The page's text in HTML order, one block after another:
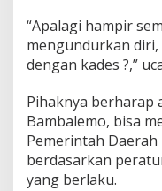
“Apalagi hampir
mengundurkan
dengan kades ?,”
Pihaknya berharap
Bambalemo, bisa
Pemerintah
berdasarkan
yang berlaku.